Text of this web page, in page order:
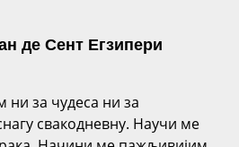
де Сент Егзипери
ни за чудеса ни за
свакодневну. Научи ме